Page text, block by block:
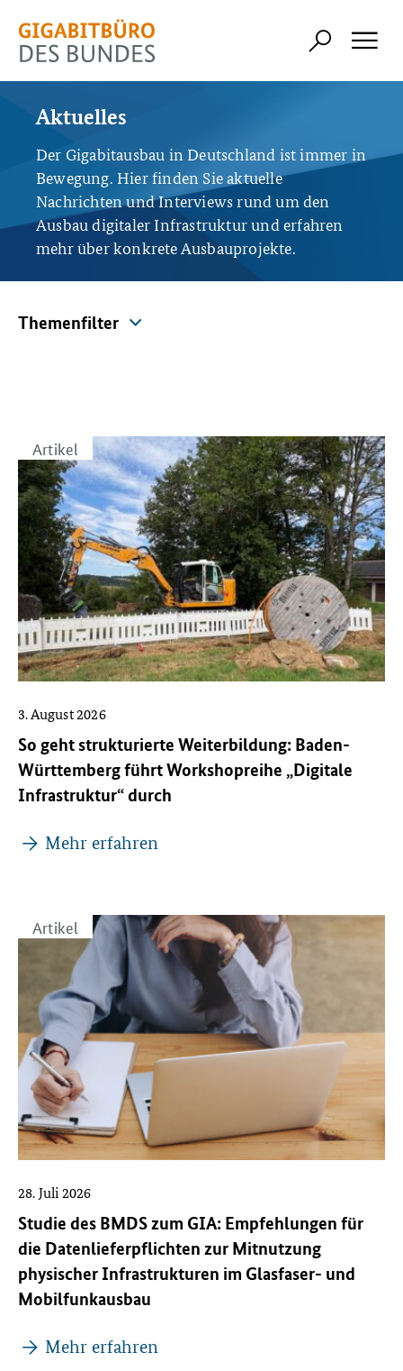
Aktuelles
Der Gigabitausbau in Deutschland ist immer in
Bewegung. Hier finden Sie aktuelle
Nachrichten und Interviews rund um den
Ausbau digitaler Infrastruktur und erfahren
mehr über konkrete Ausbauprojekte.
Themenfilter
Bürgerkommunikation
EU-Themen
Fachkräfteinitiative
Gastbeiträge
Genehmigungsverfahren
Gigabit-Grundbuch
Glasfaser
Inhouseverkabelung
Mobilfunk
Praxisbeispiele
Roadshow
Schulungen
Artikel
So geht strukturierte Weiterbildung: Baden-
Württemberg führt Workshopreihe „Digitale
Infrastruktur“ durch
3. August 2026
Mehr erfahren
Artikel
Studie des BMDS zum GIA: Empfehlungen für
die Datenlieferpflichten zur Mitnutzung
physischer Infrastrukturen im Glasfaser- und
Mobilfunkausbau
28. Juli 2026
Mehr erfahren